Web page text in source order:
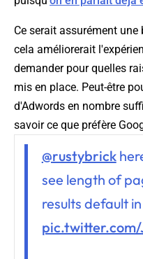
Ce serait assurément
cela améliorerait
demander pour quelles
mis en place. Peut-être
d'Adwords en nombre
savoir ce que préfère
@rustybrick
see length of
results default